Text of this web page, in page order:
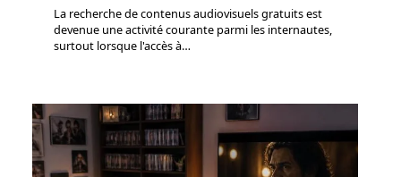
La recherche de contenus audiovisuels gratuits est
devenue une activité courante parmi les internautes,
surtout lorsque l'accès à…